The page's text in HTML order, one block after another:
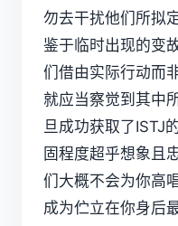
勿去干扰他们所拟
鉴于临时出现的变
们借由实际行动而
就应当察觉到其中
旦成功获取了ISTJ
固程度超乎想象且
们大概不会为你高
成为伫立在你身后